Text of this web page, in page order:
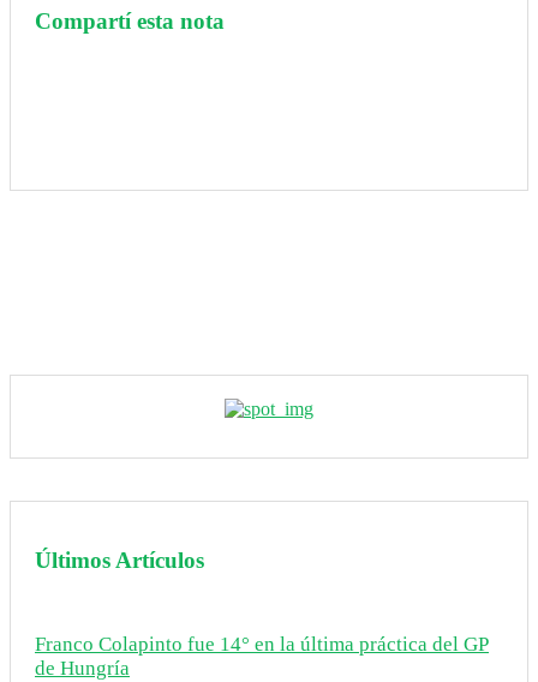
Compartí esta nota
Últimos Artículos
Franco Colapinto fue 14° en la última práctica del GP
de Hungría